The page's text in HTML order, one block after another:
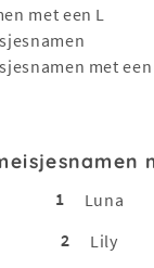
met een L
met een
1
Luna
2
Lily